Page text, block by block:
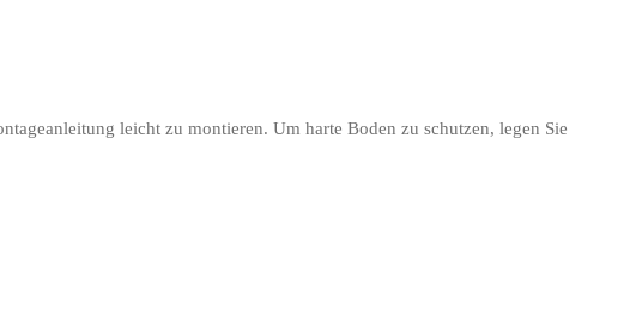
leicht zu montieren. Um harte Boden zu schutzen, legen Sie